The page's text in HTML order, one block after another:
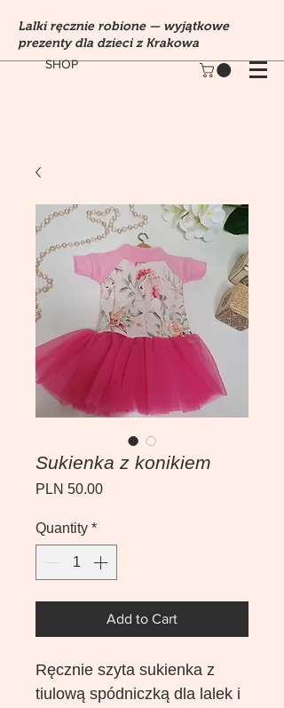
SHOP
Lalki ręcznie robione — wyjątkowe
prezenty dla dzieci z Krakowa
Sukienka z konikiem
PLN 50.00Price
Quantity *
Add to Cart
Ręcznie szyta sukienka z
tiulową spódniczką dla lalek i